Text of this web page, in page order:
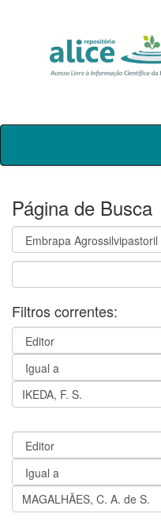
Skip
Página de Busca
Filtros correntes: